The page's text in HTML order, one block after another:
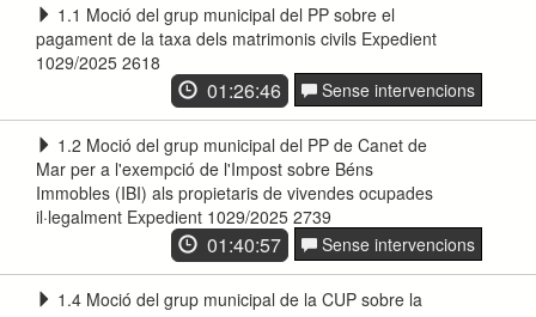
1.1 Moció del grup municipal del PP sobre el
pagament de la taxa dels matrimonis civils Expedient
1029/2025 2618
01:26:46 Sense intervencions
1.2 Moció del grup municipal del PP de Canet de
Mar per a l'exempció de l'Impost sobre Béns
Immobles (IBI) als propietaris de vivendes ocupades
il·legalment Expedient 1029/2025 2739
01:40:57 Sense intervencions
1.4 Moció del grup municipal de la CUP sobre la